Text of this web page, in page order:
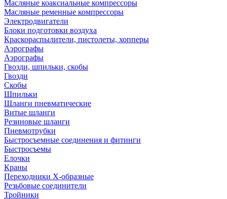
Масляные коаксиальные компрессоры
Масляные ременные компрессоры
Электродвигатели
Блоки подготовки воздуха
Краскораспылители, пистолеты, хопперы
Аэрографы
Аэрографы
Гвозди, шпильки, скобы
Гвозди
Скобы
Шпильки
Шланги пневматические
Витые шланги
Резиновые шланги
Пневмотрубки
Быстросъемные соединения и фитинги
Быстросъемы
Елочки
Краны
Переходники Х-образные
Резьбовые соединители
Тройники